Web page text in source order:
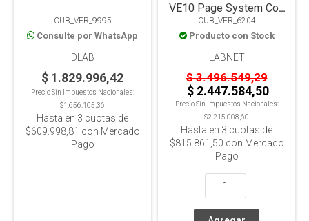
CUB_VER_9995
Consulte por WhatsApp
DLAB
$ 1.829.996,42
Precio Sin Impuestos Nacionales:
$1.656.105,36
Hasta en 3 cuotas de
$609.998,81 con Mercado
Pago
VE10 Page System Con
Módulo Blotting para
electroforesis
CUB_VER_6204
Producto con Stock
LABNET
$ 3.496.549,29
$ 2.447.584,50
Precio Sin Impuestos Nacionales:
$2.215.008,60
Hasta en 3 cuotas de
$815.861,50 con Mercado
Pago